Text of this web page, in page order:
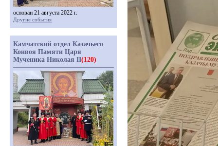
основан 21 августа 2022 г.
Другие события
Камчатский отдел Казачьего
Конвоя Памяти Царя
Мученика Николая II(120)